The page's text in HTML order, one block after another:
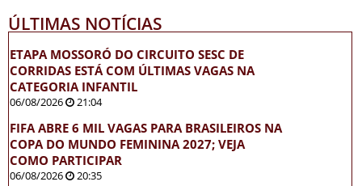
ÚLTIMAS NOTÍCIAS
ETAPA MOSSORÓ DO CIRCUITO SESC DE
CORRIDAS ESTÁ COM ÚLTIMAS VAGAS NA
CATEGORIA INFANTIL
06/08/2026 21:04
FIFA ABRE 6 MIL VAGAS PARA BRASILEIROS NA
COPA DO MUNDO FEMININA 2027; VEJA
COMO PARTICIPAR
06/08/2026 20:35